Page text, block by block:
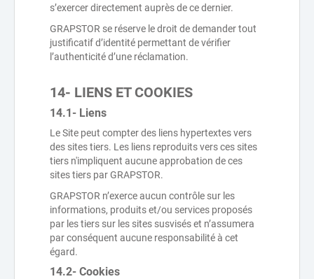
s’exercer directement auprès de ce dernier.
GRAPSTOR se réserve le droit de demander tout
justificatif d’identité permettant de vérifier
l’authenticité d’une réclamation.
14- LIENS ET COOKIES
14.1- Liens
Le Site peut compter des liens hypertextes vers
des sites tiers. Les liens reproduits vers ces sites
tiers n'impliquent aucune approbation de ces
sites tiers par GRAPSTOR.
GRAPSTOR n’exerce aucun contrôle sur les
informations, produits et/ou services proposés
par les tiers sur les sites susvisés et n’assumera
par conséquent aucune responsabilité à cet
égard.
14.2- Cookies